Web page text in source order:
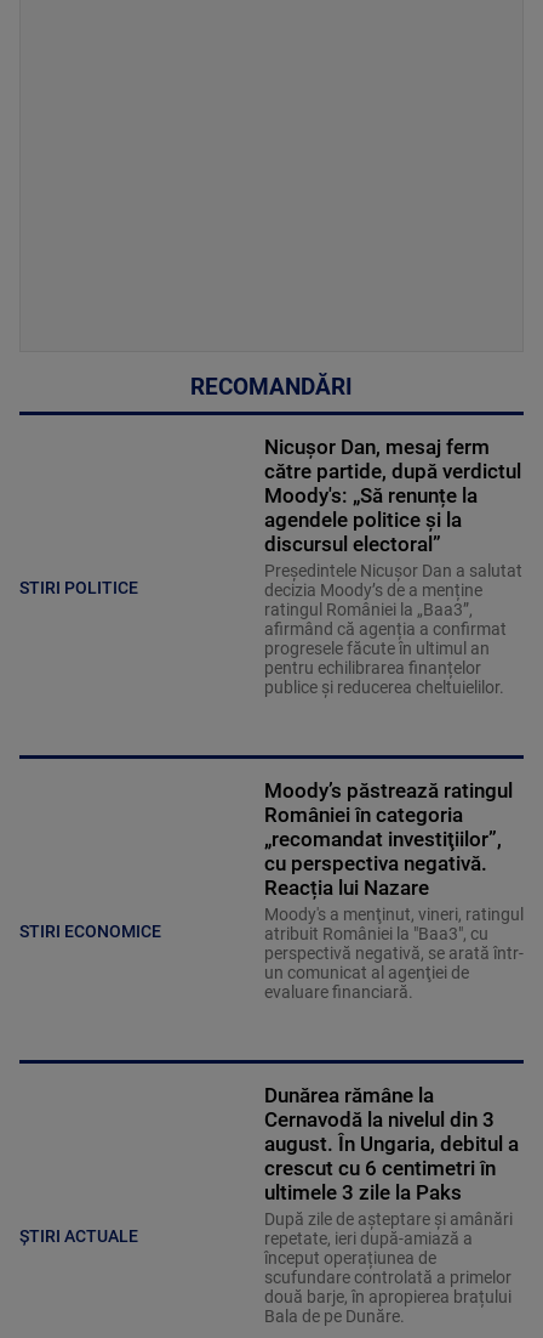
RECOMANDĂRI
STIRI POLITICE
Nicușor Dan, mesaj ferm
către partide, după verdictul
Moody's: „Să renunțe la
agendele politice şi la
discursul electoral”
Președintele Nicușor Dan a salutat
decizia Moody’s de a menține
ratingul României la „Baa3”,
afirmând că agenția a confirmat
progresele făcute în ultimul an
pentru echilibrarea finanțelor
publice și reducerea cheltuielilor.
STIRI ECONOMICE
Moody’s păstrează ratingul
României în categoria
„recomandat investiţiilor”,
cu perspectiva negativă.
Reacția lui Nazare
Moody's a menţinut, vineri, ratingul
atribuit României la "Baa3", cu
perspectivă negativă, se arată într-
un comunicat al agenţiei de
evaluare financiară.
ȘTIRI ACTUALE
Dunărea rămâne la
Cernavodă la nivelul din 3
august. În Ungaria, debitul a
crescut cu 6 centimetri în
ultimele 3 zile la Paks
După zile de așteptare și amânări
repetate, ieri după-amiază a
început operațiunea de
scufundare controlată a primelor
două barje, în apropierea brațului
Bala de pe Dunăre.